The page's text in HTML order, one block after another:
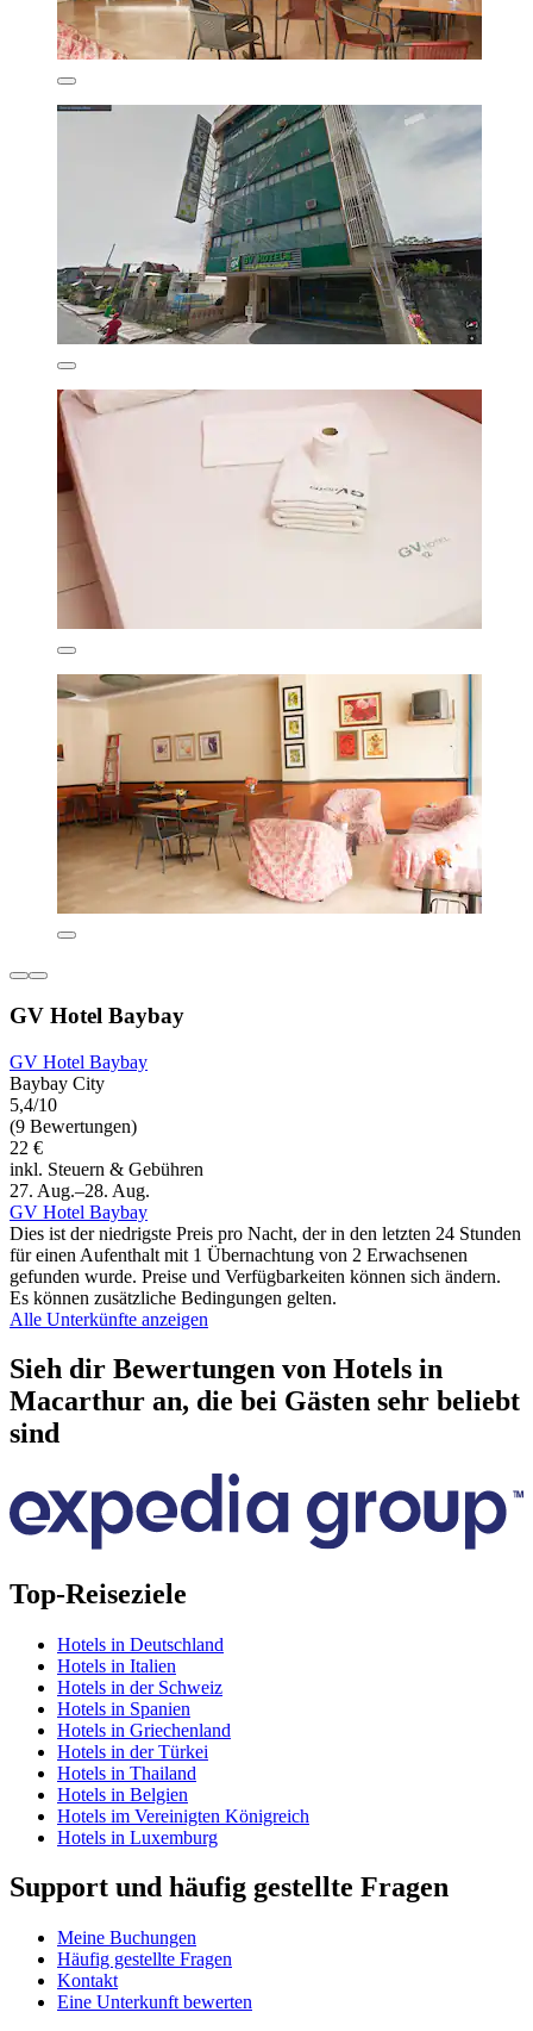
GV Hotel Baybay
GV Hotel Baybay
Baybay City
5,4/10
(9 Bewertungen)
22 €
inkl. Steuern & Gebühren
27. Aug.–28. Aug.
GV Hotel Baybay
Dies ist der niedrigste Preis pro Nacht, der in den letzten 24 Stunden
für einen Aufenthalt mit 1 Übernachtung von 2 Erwachsenen
gefunden wurde. Preise und Verfügbarkeiten können sich ändern.
Es können zusätzliche Bedingungen gelten.
Alle Unterkünfte anzeigen
Sieh dir Bewertungen von Hotels in
Macarthur an, die bei Gästen sehr beliebt
sind
Top-Reiseziele
Hotels in Deutschland
Hotels in Italien
Hotels in der Schweiz
Hotels in Spanien
Hotels in Griechenland
Hotels in der Türkei
Hotels in Thailand
Hotels in Belgien
Hotels im Vereinigten Königreich
Hotels in Luxemburg
Support und häufig gestellte Fragen
Meine Buchungen
Häufig gestellte Fragen
Kontakt
Eine Unterkunft bewerten